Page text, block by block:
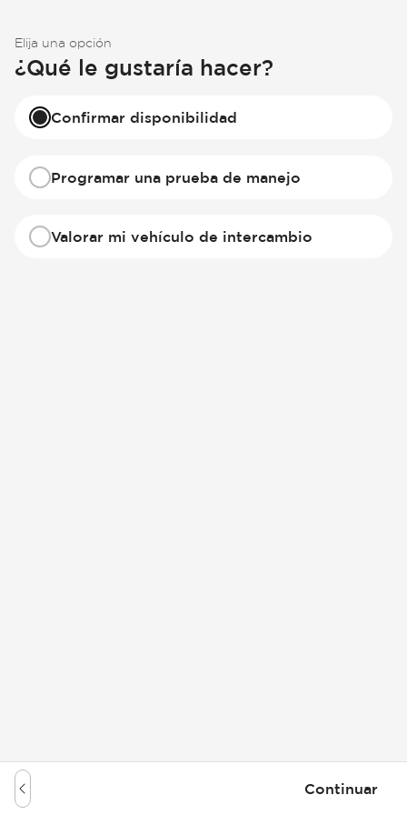
Elija una opción
¿Qué le gustaría hacer?
Confirmar disponibilidad
Programar una prueba de manejo
Valorar mi vehículo de intercambio
Continuar